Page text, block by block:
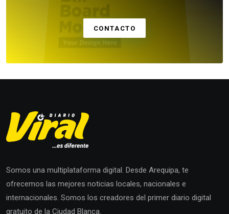
CONTACTO
Somos una multiplataforma digital. Desde Arequipa, te
ofrecemos las mejores noticias locales, nacionales e
internacionales. Somos los creadores del primer diario digital
gratuito de la Ciudad Blanca.